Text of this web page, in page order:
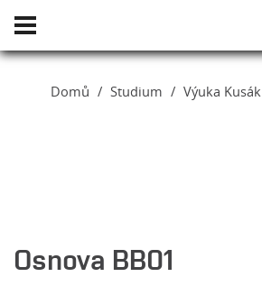
Domů Studium Výuka Kusák
Osnova BB01